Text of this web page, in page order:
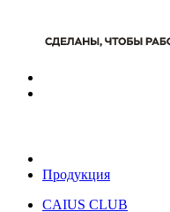
Продукция
CAIUS CLUB